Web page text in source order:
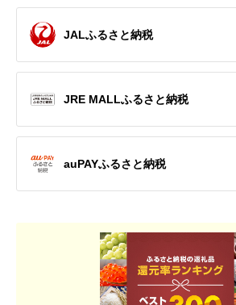
JALふるさと納税
JRE MALLふるさと納税
auPAYふるさと納税